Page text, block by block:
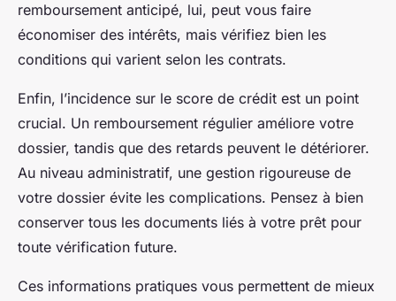
remboursement anticipé, lui, peut vous faire
économiser des intérêts, mais vérifiez bien les
conditions qui varient selon les contrats.
Enfin, l’incidence sur le score de crédit est un point
crucial. Un remboursement régulier améliore votre
dossier, tandis que des retards peuvent le détériorer.
Au niveau administratif, une gestion rigoureuse de
votre dossier évite les complications. Pensez à bien
conserver tous les documents liés à votre prêt pour
toute vérification future.
Ces informations pratiques vous permettent de mieux